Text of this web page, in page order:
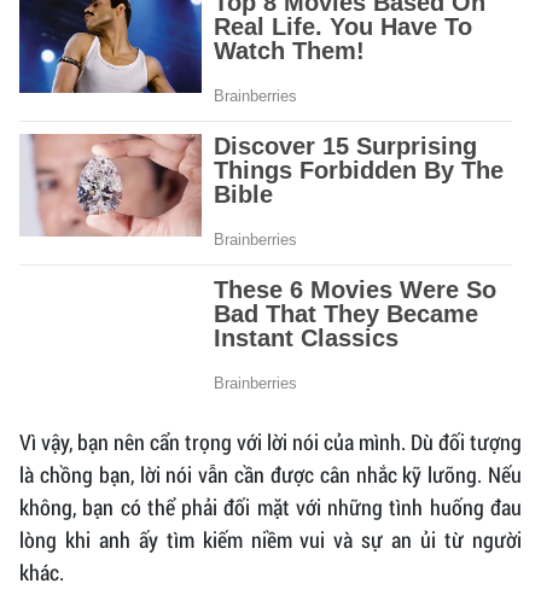
Vì vậy, bạn nên cẩn trọng với lời nói của mình. Dù đối tượng
là chồng bạn, lời nói vẫn cần được cân nhắc kỹ lưỡng. Nếu
không, bạn có thể phải đối mặt với những tình huống đau
lòng khi anh ấy tìm kiếm niềm vui và sự an ủi từ người
khác.